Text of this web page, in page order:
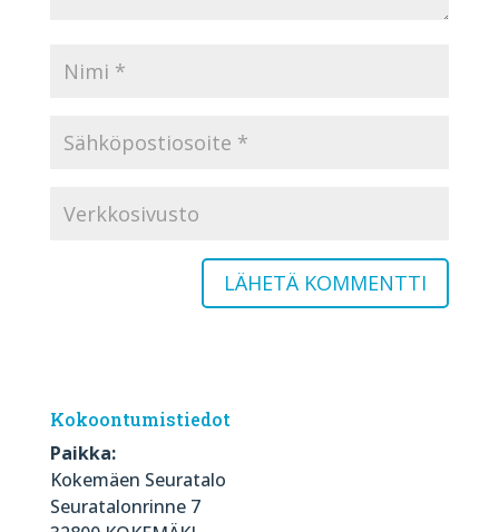
Kokoontumistiedot
Paikka:
Kokemäen Seuratalo
Seuratalonrinne 7